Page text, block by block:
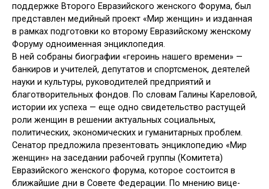
поддержке Второго Евразийского женского Форума, был
представлен медийный проект «Мир женщин» и изданная
в рамках подготовки ко второму Евразийскому женскому
Форуму одноименная энциклопедия.
В ней собраны биографии «героинь нашего времени» —
банкиров и учителей, депутатов и спортсменок, деятелей
науки и культуры, руководителей предприятий и
благотворительных фондов. По словам Галины Кареловой,
истории их успеха — еще одно свидетельство растущей
роли женщин в решении актуальных социальных,
политических, экономических и гуманитарных проблем.
Сенатор предложила презентовать энциклопедию «Мир
женщин» на заседании рабочей группы (Комитета)
Евразийского женского форума, которое состоится в
ближайшие дни в Совете Федерации. По мнению вице-